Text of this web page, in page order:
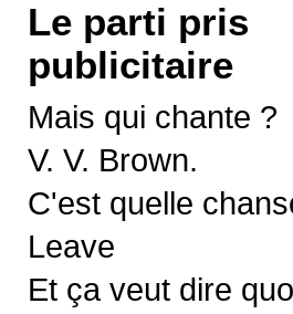
Le parti pris
publicitaire
Mais qui chante ?
V. V. Brown.
C'est quelle
Leave
Et ça veut dire